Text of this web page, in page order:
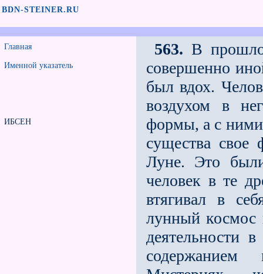
BDN-STEINER.RU
Главная
Именной указатель
ИБСЕН
563. В
совершенно
был вдох.
воздухом в
формы, а с ними
существа свое
Луне. Это
человек в те
втягивал в
лунный космос
деятельности